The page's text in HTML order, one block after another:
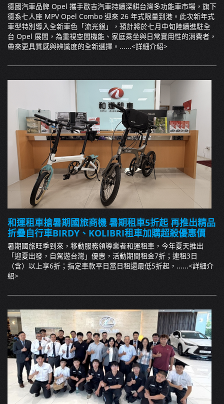
德國汽車品牌 Opel 攜手歐吉汽車持續深耕台灣多功能車市場，旗下
德系七人座 MPV Opel Combo 迎來 26 年式限量到港。此次新年式
車型特別導入全新車色「流光銀」，預計將於七月中旬陸續進駐全
台 Opel 展間，為重視空間機能、家庭乘坐與日常實用性的消費者，
帶來更具質感與辨識度的全新選擇。......<詳細介紹>
和運租車搶暑期國旅商機 暑期租車5折起 再推出精品
折疊自行車BIRDY、KOLIBRI租車加購超殺優惠價
暑期國旅旺季到來，移動服務領導業者和運租車，今年夏天推出
「迎夏出發，自駕遊台灣」優惠，活動期間租金7折；連租3日
（含）以上享6折；指定車款平日當日租還最低5折起，......<詳細介
紹>